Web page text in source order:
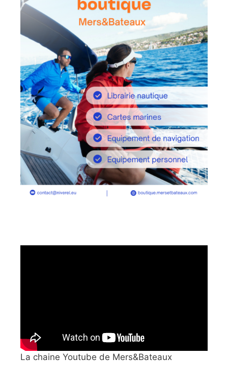
La chaine Youtube de Mers&Bateaux